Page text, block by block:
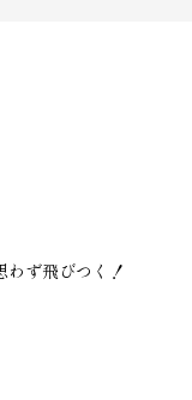
ず飛びつく！